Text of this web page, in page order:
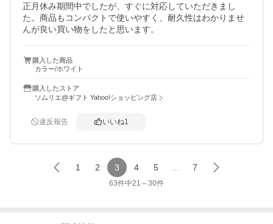
正月休み期間中でしたが、すぐに対応していただきまし
た。商品もコンパクトで使いやすく、耐久性はわかりませ
んが良い買い物をしたと思います。
購入した商品
カラー/ホワイト
購入したストア
ソムリエ@ギフト Yahoo!ショッピング店
違反報告 いいね1
1 2 3 4 5 7
63件中21 ～30件